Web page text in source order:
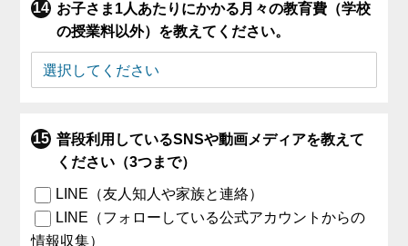
お子さま1人あたりにかかる月々の教育費（学校
の授業料以外）を教えてください。
普段利用しているSNSや動画メディアを教えて
ください（3つまで）
LINE（友人知人や家族と連絡）
LINE（フォローしている公式アカウントからの
情報収集）